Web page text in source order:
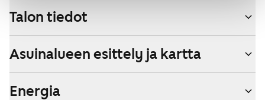
Talon tiedot
Asuinalueen esittely ja kartta
Energia